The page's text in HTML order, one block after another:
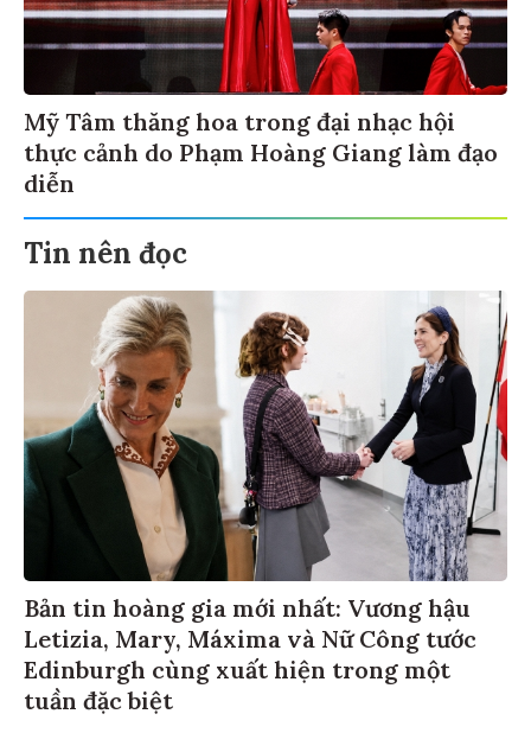
Mỹ Tâm thăng hoa trong đại nhạc hội
thực cảnh do Phạm Hoàng Giang làm đạo
diễn
Tin nên đọc
Bản tin hoàng gia mới nhất: Vương hậu
Letizia, Mary, Máxima và Nữ Công tước
Edinburgh cùng xuất hiện trong một
tuần đặc biệt